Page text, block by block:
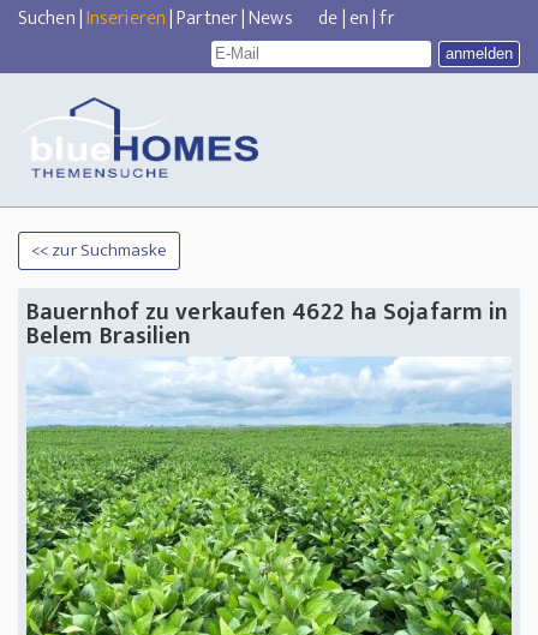
Suchen|Inserieren|Partner|News de|en|fr
<< zur Suchmaske
Bauernhof zu verkaufen 4622 ha Sojafarm in
Belem Brasilien